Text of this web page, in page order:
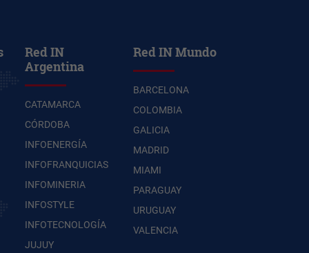
Red IN
Argentina
CATAMARCA
CÓRDOBA
INFOENERGÍA
INFOFRANQUICIAS
INFOMINERIA
INFOSTYLE
INFOTECNOLOGÍA
JUJUY
Red IN Mundo
BARCELONA
COLOMBIA
GALICIA
MADRID
MIAMI
PARAGUAY
URUGUAY
VALENCIA